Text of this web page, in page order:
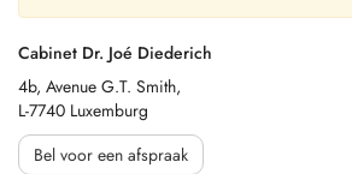
Cabinet Dr. Joé Diederich
4b, Avenue G.T. Smith,
L-7740 Luxemburg
Bel voor een afspraak